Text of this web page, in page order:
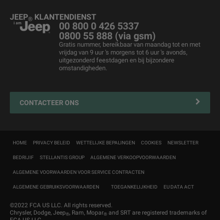
Tweedehandswagens
Voertuigonderhoud
Contacteer uw Erkende Hersteller
Mopar Connect
JEEP® KLANTENDIENST
00 800 0 426 5337
0800 55 888 (via gsm)
Gratis nummer, bereikbaar van maandag tot en met
vrijdag van 9 uur 's morgens tot 6 uur 's avonds,
uitgezonderd feestdagen en bij bijzondere
omstandigheden.
CONTACTEER ONS
HOME PRIVACY BELEID WETTELIJKE BEPALINGEN COOKIES NEWSLETTER
BEDRIJIF STELLANTIS GROUP ALGEMENE VERKOOPVOORWAARDEN
ALGEMENE VOORWAARDEN VOOR SERVICE CONTRACTEN
ALGEMENE GEBRUIKSVOORWAARDEN TOEGANKELIJKHEID EU DATA ACT
©2022 FCA US LLC. All rights reserved.
Chrysler, Dodge, Jeep® , Ram, Mopar® and SRT are registered trademarks of